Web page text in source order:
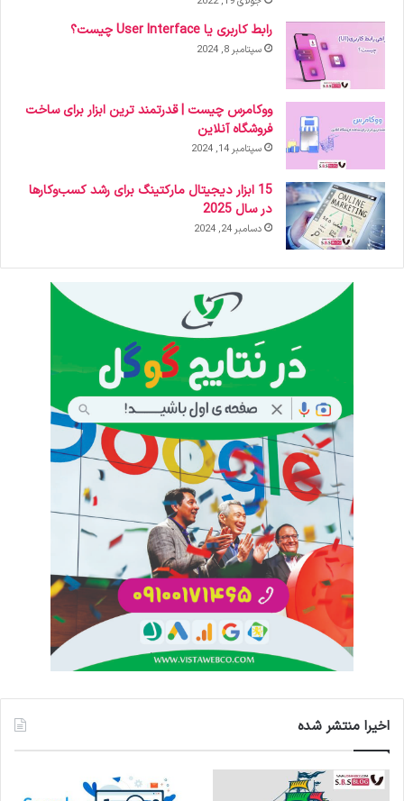
رابط کاربری یا User Interface چیست؟
سپتامبر 8, 2024
ووکامرس چیست | قدرتمند ترین ابزار برای ساخت
فروشگاه آنلاین
سپتامبر 14, 2024
15 ابزار دیجیتال مارکتینگ برای رشد کسب‌وکارها
در سال 2025
دسامبر 24, 2024
اخیرا منتشر شده